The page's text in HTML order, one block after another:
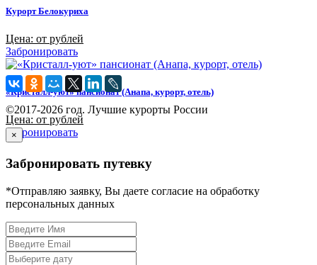
Курорт Белокуриха
Цена: от рублей
Забронировать
«Кристалл-уют» пансионат (Анапа, курорт, отель)
Цена: от рублей
Забронировать
©2017-2026 год. Лучшие курорты России
×
Забронировать путевку
*Отправляю заявку, Вы даете согласие на обработку
персональных данных